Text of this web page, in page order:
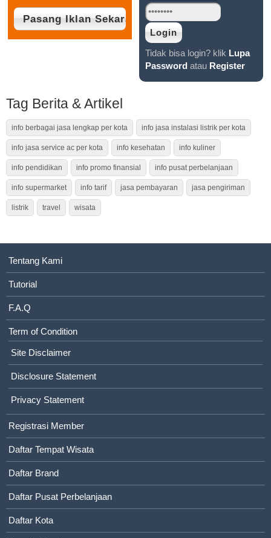
Tidak bisa login? klik Lupa
Password atau Register
Tag Berita & Artikel
info berbagai jasa lengkap per kota info jasa instalasi listrik per kota
info jasa service ac per kota info kesehatan info kuliner
info pendidikan info promo finansial info pusat perbelanjaan
info supermarket info tarif jasa pembayaran jasa pengiriman
listrik travel wisata
Tentang Kami
Tutorial
F.A.Q
Term of Condition
Site Disclaimer
Disclosure Statement
Privacy Statement
Registrasi Member
Daftar Tempat Wisata
Daftar Brand
Daftar Pusat Perbelanjaan
Daftar Kota